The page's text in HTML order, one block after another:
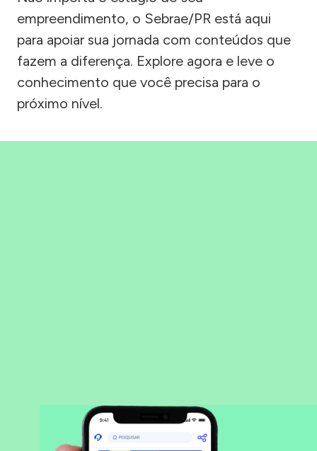
empreendimento, o Sebrae/PR está aqui
para apoiar sua jornada com conteúdos que
fazem a diferença. Explore agora e leve o
conhecimento que você precisa para o
próximo nível.